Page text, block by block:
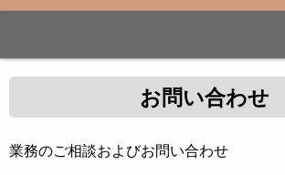
お問い合わせ
業務のご相談およびお問い合わせ